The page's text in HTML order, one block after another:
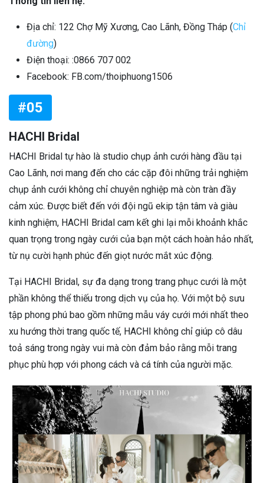
Địa chỉ: 122 Chợ Mỹ Xương, Cao Lãnh, Đồng Tháp (Chỉ
đường)
Điện thoại: :0866 707 002
Facebook: FB.com/thoiphuong1506
#05
HACHI Bridal
HACHI Bridal tự hào là studio chụp ảnh cưới hàng đầu tại
Cao Lãnh, nơi mang đến cho các cặp đôi những trải nghiệm
chụp ảnh cưới không chỉ chuyên nghiệp mà còn tràn đầy
cảm xúc. Được biết đến với đội ngũ ekip tận tâm và giàu
kinh nghiệm, HACHI Bridal cam kết ghi lại mỗi khoảnh khắc
quan trọng trong ngày cưới của bạn một cách hoàn hảo nhất,
từ nụ cười hạnh phúc đến giọt nước mắt xúc động.
Tại HACHI Bridal, sự đa dạng trong trang phục cưới là một
phần không thể thiếu trong dịch vụ của họ. Với một bộ sưu
tập phong phú bao gồm những mẫu váy cưới mới nhất theo
xu hướng thời trang quốc tế, HACHI không chỉ giúp cô dâu
toả sáng trong ngày vui mà còn đảm bảo rằng mỗi trang
phục phù hợp với phong cách và cá tính của người mặc.